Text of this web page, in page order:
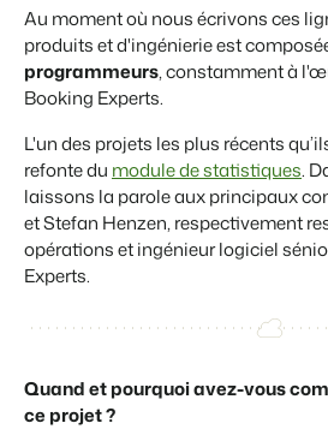
Passez à l'action
Prêt à adopter la croissance ?
BEX CMS
Site web
Donnez vie à votre marque grâce à notre
Site web immobilier
Attirez des prospects pour la vente de
Accueillez vos clients dans leur langue.
Services de conciergerie et gestion
Gestion de location de vacances et
Passez à l'action
Prêt à adopter la croissance ?
Développeurs
Construisez votre solution avec notre
Partenaires
Rejoignez-nous dans notre aventure
de l'hospitalité.
Faites notre connaissance lors de
Trust Center
La confiance chez Booking Experts
Au moment où nous écrivons ces
produits et d'ingénierie est
programmeurs, constamment à
Booking Experts.
L'un des projets les plus récents
refonte du module de statistiques.
laissons la parole aux principaux
et Stefan Henzen, respectivement
opérations et ingénieur logiciel
Experts.
Quand et pourquoi avez-vous
ce projet ?